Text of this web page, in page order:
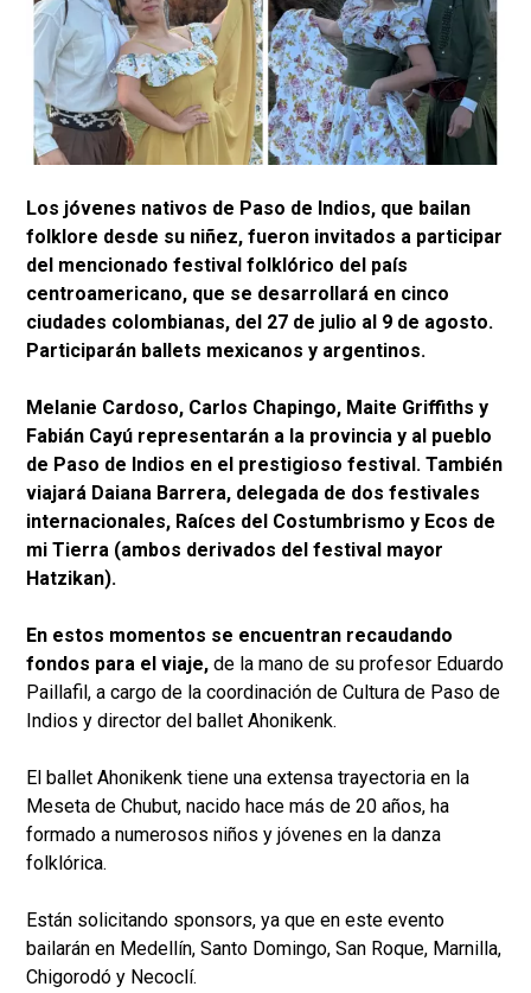
Los jóvenes nativos de Paso de Indios, que bailan
folklore desde su niñez, fueron invitados a participar
del mencionado festival folklórico del país
centroamericano, que se desarrollará en cinco
ciudades colombianas, del 27 de julio al 9 de agosto.
Participarán ballets mexicanos y argentinos.
Melanie Cardoso, Carlos Chapingo, Maite Griffiths y
Fabián Cayú representarán a la provincia y al pueblo
de Paso de Indios en el prestigioso festival. También
viajará Daiana Barrera, delegada de dos festivales
internacionales, Raíces del Costumbrismo y Ecos de
mi Tierra (ambos derivados del festival mayor
Hatzikan).
En estos momentos se encuentran recaudando
fondos para el viaje, de la mano de su profesor Eduardo
Paillafil, a cargo de la coordinación de Cultura de Paso de
Indios y director del ballet Ahonikenk.
El ballet Ahonikenk tiene una extensa trayectoria en la
Meseta de Chubut, nacido hace más de 20 años, ha
formado a numerosos niños y jóvenes en la danza
folklórica.
Están solicitando sponsors, ya que en este evento
bailarán en Medellín, Santo Domingo, San Roque, Marnilla,
Chigorodó y Necoclí.